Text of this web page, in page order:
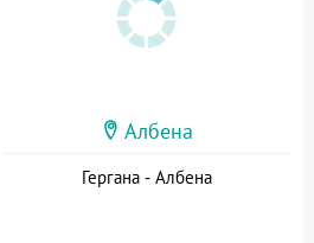
Албена
Гергана - Албена